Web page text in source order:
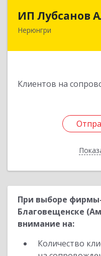
ИП Лубсанов
Нерюнгри
Клиентов на
ИП Лубсанов
675002, Амурская
При выборе
Благовещенске
внимание на:
Количество